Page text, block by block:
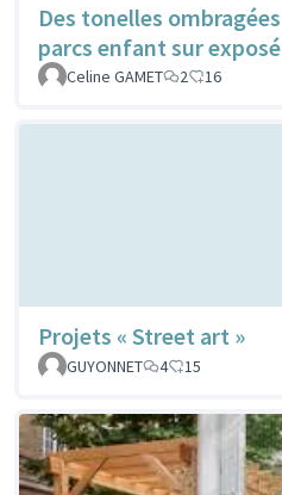
Des tonelles
parcs enfant sur
Celine GAMET 2 16
Projets « Street art »
GUYONNET
4 15